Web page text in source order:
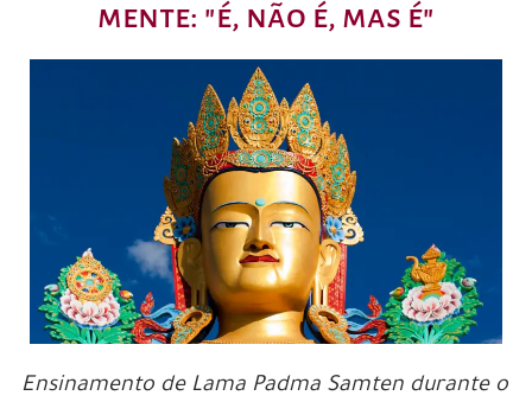
mente: "é, não é, mas é"
Ensinamento de Lama Padma Samten durante o